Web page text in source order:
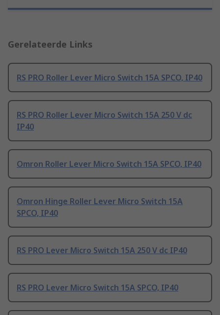
Gerelateerde Links
RS PRO Roller Lever Micro Switch 15A SPCO, IP40
RS PRO Roller Lever Micro Switch 15A 250 V dc
IP40
Omron Roller Lever Micro Switch 15A SPCO, IP40
Omron Hinge Roller Lever Micro Switch 15A
SPCO, IP40
RS PRO Lever Micro Switch 15A 250 V dc IP40
RS PRO Lever Micro Switch 15A SPCO, IP40